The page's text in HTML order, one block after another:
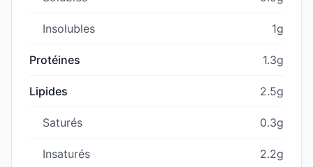
Insolubles 1g
Protéines 1.3g
Lipides 2.5g
Saturés 0.3g
Insaturés 2.2g